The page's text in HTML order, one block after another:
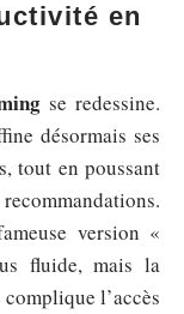
en
se redessine.
désormais ses
tout en poussant
version «
fluide, mais la
complique l’accès